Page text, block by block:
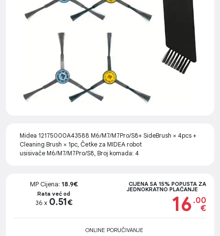
Midea 12175000A43588 M6/M7/M7Pro/S8+ SideBrush × 4pcs +
Cleaning Brush × 1pc, Četke za MIDEA robot
usisivače M6/M7/M7Pro/S8, Broj komada: 4
MP Cijena: 18.9€
Rata već od
36 x 0.51€
CIJENA SA 15% POPUSTA ZA
JEDNOKRATNO PLAĆANJE
16 .00
€
ONLINE PORUČIVANJE